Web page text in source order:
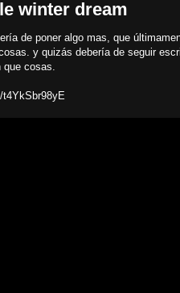
winter dream
de poner algo mas, que
y quizás debería de seguir
que cosas.
t4YkSbr98yE